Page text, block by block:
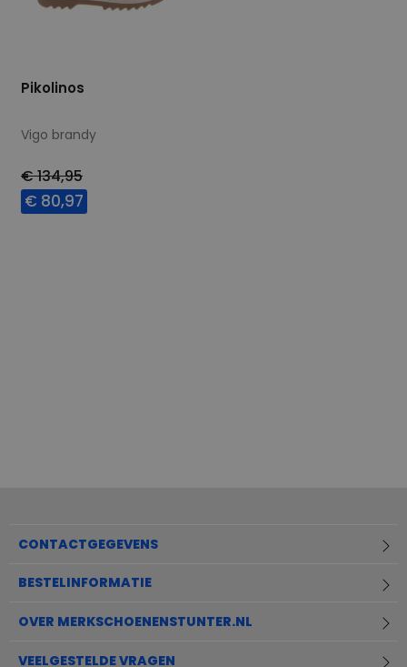
Pikolinos
Vigo brandy
€ 134,95
€ 80,97
CONTACTGEGEVENS
BESTELINFORMATIE
OVER MERKSCHOENENSTUNTER.NL
VEELGESTELDE VRAGEN